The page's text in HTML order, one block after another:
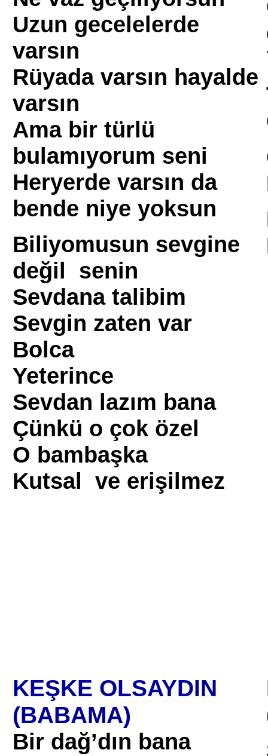
Uzun gecelelerde
varsın
Rüyada varsın hayalde
varsın
Ama bir türlü
bulamıyorum seni
Heryerde varsın da
bende niye yoksun
Biliyomusun sevgine
değil senin
Sevdana talibim
Sevgin zaten var
Bolca
Yeterince
Sevdan lazım bana
Çünkü o çok özel
O bambaşka
Kutsal ve erişilmez
KEŞKE OLSAYDIN
(BABAMA)
Bir dağ’dın bana